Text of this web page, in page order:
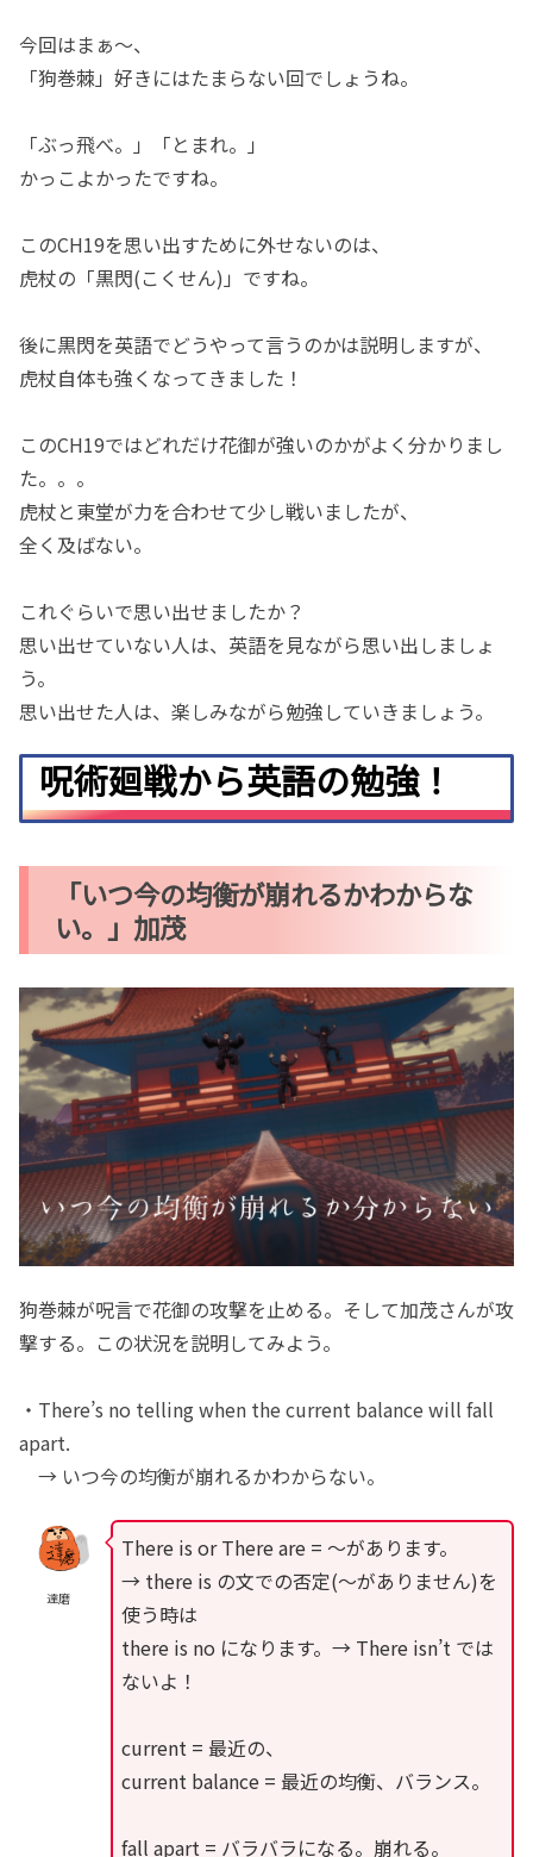
今回はまぁ〜、
「狗巻棘」好きにはたまらない回でしょうね。
「ぶっ飛べ。」「とまれ。」
かっこよかったですね。
このCH19を思い出すために外せないのは、
虎杖の「黒閃(こくせん)」ですね。
後に黒閃を英語でどうやって言うのかは説明しますが、
虎杖自体も強くなってきました！
このCH19ではどれだけ花御が強いのかがよく分かりまし
た。。。
虎杖と東堂が力を合わせて少し戦いましたが、
全く及ばない。
これぐらいで思い出せましたか？
思い出せていない人は、英語を見ながら思い出しましょ
う。
思い出せた人は、楽しみながら勉強していきましょう。
呪術廻戦から英語の勉強！
「いつ今の均衡が崩れるかわからな
い。」加茂
狗巻棘が呪言で花御の攻撃を止める。そして加茂さんが攻
撃する。この状況を説明してみよう。
・There’s no telling when the current balance will fall
apart.
→ いつ今の均衡が崩れるかわからない。
達磨
There is or There are = 〜があります。
→ there is の文での否定(〜がありません)を
使う時は
there is no になります。→ There isn’t では
ないよ！
current = 最近の、
current balance = 最近の均衡、バランス。
fall apart = バラバラになる。崩れる。